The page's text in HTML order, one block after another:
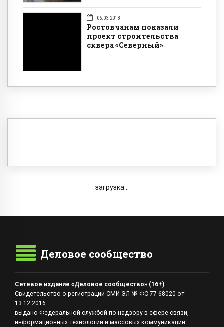
06.03.2018
Ростовчанам показали
проект строительства
сквера «Северный»
загрузка...
Деловое сообщество
Сетевое издание «Деловое сообщество» (16+)
Свидетельство о регистрации СМИ ЭЛ № ФС 77-68020 от
13.12.2016
выдано Федеральной службой по надзору в сфере связи,
информационных технологий и массовых коммуникаций